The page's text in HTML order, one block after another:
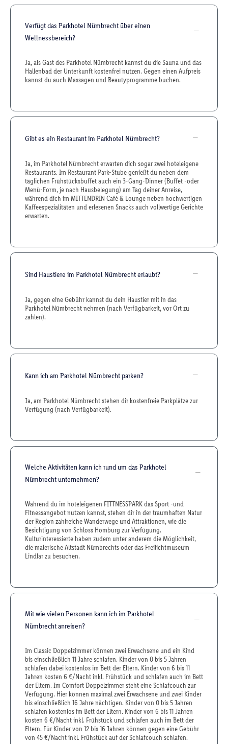
Verfügt das Parkhotel Nümbrecht über einen
Wellnessbereich?
Ja, als Gast des Parkhotel Nümbrecht kannst du die Sauna und das
Hallenbad der Unterkunft kostenfrei nutzen. Gegen einen Aufpreis
kannst du auch Massagen und Beautyprogramme buchen.
Gibt es ein Restaurant im Parkhotel Nümbrecht?
Ja, im Parkhotel Nümbrecht erwarten dich sogar zwei hoteleigene
Restaurants. Im Restaurant Park-Stube genießt du neben dem
täglichen Frühstücksbuffet auch ein 3-Gang-Dinner (Buffet -oder
Menü-Form, je nach Hausbelegung) am Tag deiner Anreise,
während dich im MITTENDRIN Café & Lounge neben hochwertigen
Kaffeespezialitäten und erlesenen Snacks auch vollwertige Gerichte
erwarten.
Sind Haustiere im Parkhotel Nümbrecht erlaubt?
Ja, gegen eine Gebühr kannst du dein Haustier mit in das
Parkhotel Nümbrecht nehmen (nach Verfügbarkeit, vor Ort zu
zahlen).
Kann ich am Parkhotel Nümbrecht parken?
Ja, am Parkhotel Nümbrecht stehen dir kostenfreie Parkplätze zur
Verfügung (nach Verfügbarkeit).
Welche Aktivitäten kann ich rund um das Parkhotel
Nümbrecht unternehmen?
Während du im hoteleigenen FITTNESSPARK das Sport -und
Fitnessangebot nutzen kannst, stehen dir in der traumhaften Natur
der Region zahlreiche Wanderwege und Attraktionen, wie die
Besichtigung von Schloss Homburg zur Verfügung.
Kulturinteressierte haben zudem unter anderem die Möglichkeit,
die malerische Altstadt Nümbrechts oder das Freilichtmuseum
Lindlar zu besuchen.
Mit wie vielen Personen kann ich im Parkhotel
Nümbrecht anreisen?
Im Classic Doppelzimmer können zwei Erwachsene und ein Kind
bis einschließlich 11 Jahre schlafen. Kinder von 0 bis 5 Jahren
schlafen dabei kostenlos im Bett der Eltern. Kinder von 6 bis 11
Jahren kosten 6 €/Nacht inkl. Frühstück und schlafen auch im Bett
der Eltern. Im Comfort Doppelzimmer steht eine Schlafcouch zur
Verfügung. Hier können maximal zwei Erwachsene und zwei Kinder
bis einschließlich 16 Jahre nächtigen. Kinder von 0 bis 5 Jahren
schlafen kostenlos im Bett der Eltern. Kinder von 6 bis 11 Jahren
kosten 6 €/Nacht inkl. Frühstück und schlafen auch im Bett der
Eltern. Für Kinder von 12 bis 16 Jahren können gegen eine Gebühr
von 45 €/Nacht inkl. Frühstück auf der Schlafcouch schlafen.